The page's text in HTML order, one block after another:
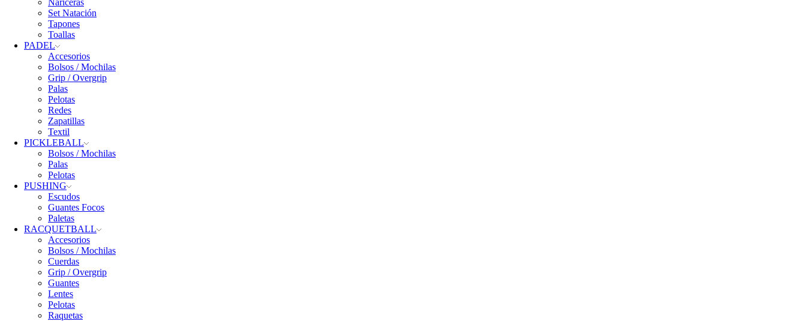
Nariceras
Set Natación
Tapones
Toallas
PADEL
Accesorios
Bolsos / Mochilas
Grip / Overgrip
Palas
Pelotas
Redes
Zapatillas
Textil
PICKLEBALL
Bolsos / Mochilas
Palas
Pelotas
PUSHING
Escudos
Guantes Focos
Paletas
RACQUETBALL
Accesorios
Bolsos / Mochilas
Cuerdas
Grip / Overgrip
Guantes
Lentes
Pelotas
Raquetas